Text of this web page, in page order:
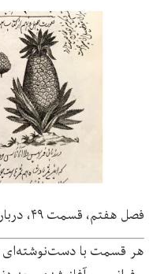
فصل هفتم، قسمت ۴۹، درباره ی
هر قسمت با دستنوشتهای